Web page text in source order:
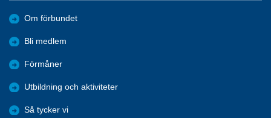
Om förbundet
Bli medlem
Förmåner
Utbildning och aktiviteter
Så tycker vi